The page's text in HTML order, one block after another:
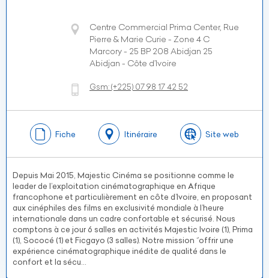
Centre Commercial Prima Center, Rue
Pierre & Marie Curie - Zone 4 C
Marcory - 25 BP 208 Abidjan 25
Abidjan - Côte d’Ivoire
Gsm:(+225) 07 98 17 42 52
Fiche Itinéraire Site web
Depuis Mai 2015, Majestic Cinéma se positionne comme le
leader de l’exploitation cinématographique en Afrique
francophone et particulièrement en côte d’Ivoire, en proposant
aux cinéphiles des films en exclusivité mondiale à l’heure
internationale dans un cadre confortable et sécurisé. Nous
comptons à ce jour 6 salles en activités Majestic Ivoire (1), Prima
(1), Sococé (1) et Ficgayo (3 salles). Notre mission ‘’offrir une
expérience cinématographique inédite de qualité dans le
confort et la sécu...